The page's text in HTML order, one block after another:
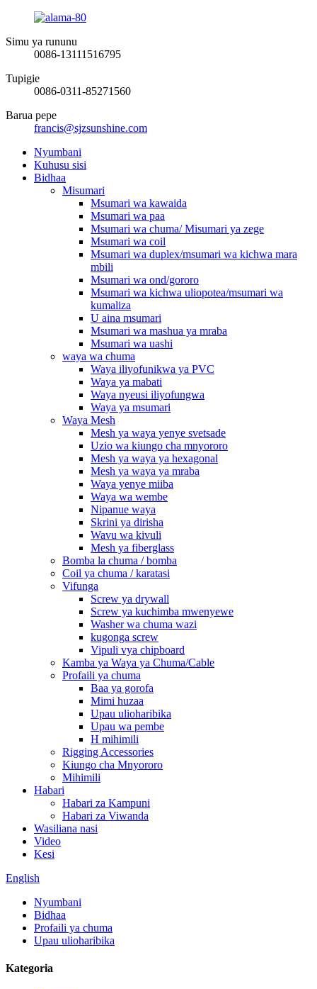
Simu ya rununu
0086-13111516795
Tupigie
0086-0311-85271560
Barua pepe
francis@sjzsunshine.com
Nyumbani
Kuhusu sisi
Bidhaa
Misumari
Msumari wa kawaida
Msumari wa paa
Msumari wa chuma/ Misumari ya zege
Msumari wa coil
Msumari wa duplex/msumari wa kichwa mara
mbili
Msumari wa ond/gororo
Msumari wa kichwa uliopotea/msumari wa
kumaliza
U aina msumari
Msumari wa mashua ya mraba
Msumari wa uashi
waya wa chuma
Waya iliyofunikwa ya PVC
Waya ya mabati
Waya nyeusi iliyofungwa
Waya ya msumari
Waya Mesh
Mesh ya waya yenye svetsade
Uzio wa kiungo cha mnyororo
Mesh ya waya ya hexagonal
Mesh ya waya ya mraba
Waya yenye miiba
Waya wa wembe
Nipanue waya
Skrini ya dirisha
Wavu wa kivuli
Mesh ya fiberglass
Bomba la chuma / bomba
Coil ya chuma / karatasi
Vifunga
Screw ya drywall
Screw ya kuchimba mwenyewe
Washer wa chuma wazi
kugonga screw
Vipuli vya chipboard
Kamba ya Waya ya Chuma/Cable
Profaili ya chuma
Baa ya gorofa
Mimi huzaa
Upau ulioharibika
Upau wa pembe
H mihimili
Rigging Accessories
Kiungo cha Mnyororo
Mihimili
Habari
Habari za Kampuni
Habari za Viwanda
Wasiliana nasi
Video
Kesi
English
Nyumbani
Bidhaa
Profaili ya chuma
Upau ulioharibika
Kategoria